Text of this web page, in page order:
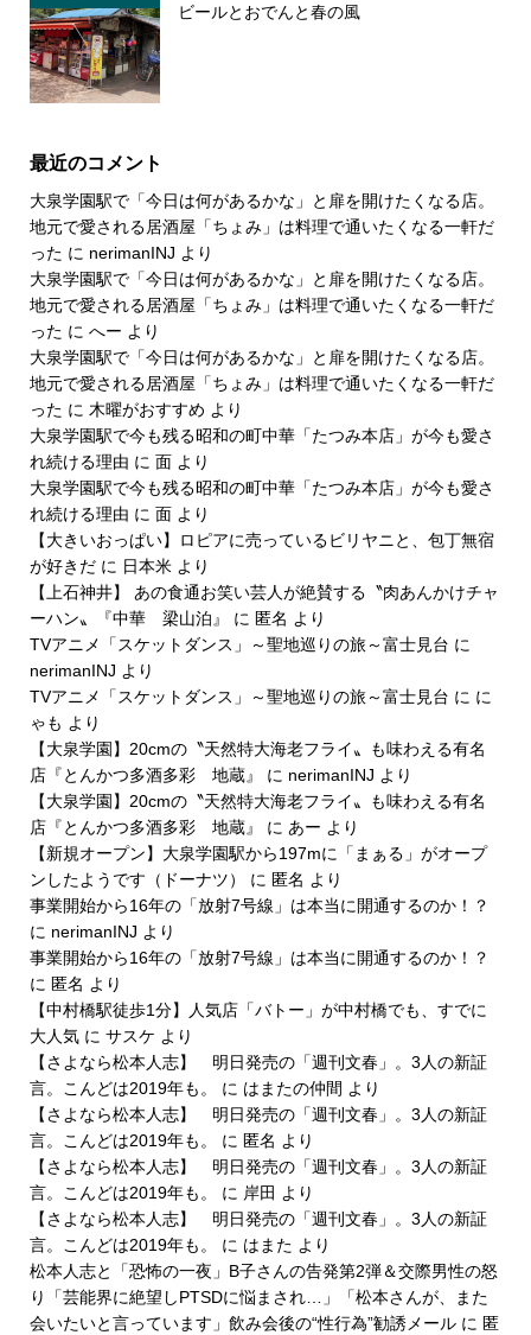
ビールとおでんと春の風
最近のコメント
大泉学園駅で「今日は何があるかな」と扉を開けたくなる店。
地元で愛される居酒屋「ちょみ」は料理で通いたくなる一軒だ
った に nerimanINJ より
大泉学園駅で「今日は何があるかな」と扉を開けたくなる店。
地元で愛される居酒屋「ちょみ」は料理で通いたくなる一軒だ
った に へー より
大泉学園駅で「今日は何があるかな」と扉を開けたくなる店。
地元で愛される居酒屋「ちょみ」は料理で通いたくなる一軒だ
った に 木曜がおすすめ より
大泉学園駅で今も残る昭和の町中華「たつみ本店」が今も愛さ
れ続ける理由 に 面より
大泉学園駅で今も残る昭和の町中華「たつみ本店」が今も愛さ
れ続ける理由 に 面より
【大きいおっぱい】ロピアに売っているビリヤニと、包丁無宿
が好きだに 日本米より
【上石神井】 あの食通お笑い芸人が絶賛する〝肉あんかけチャ
ーハン〟『中華 梁山泊』
に 匿名 より
TVアニメ「スケットダンス」～聖地巡りの旅～富士見台 に
nerimanINJ より
TVアニメ「スケットダンス」～聖地巡りの旅～富士見台 に に
ゃも より
【大泉学園】20cmの〝天然特大海老フライ〟も味わえる有名
店『とんかつ多酒多彩 地蔵』
に nerimanINJ より
【大泉学園】20cmの〝天然特大海老フライ〟も味わえる有名
店『とんかつ多酒多彩 地蔵』
に あー より
【新規オープン】大泉学園駅から197mに「まぁる」がオープ
ンしたようです（ドーナツ）
に 匿名 より
事業開始から16年の「放射7号線」は本当に開通するのか！？
に nerimanINJ より
事業開始から16年の「放射7号線」は本当に開通するのか！？
に 匿名 より
【中村橋駅徒歩1分】人気店「バトー」が中村橋でも、すでに
大人気に サスケ より
【さよなら松本人志】 明日発売の「週刊文春」。3人の新証
言。こんどは2019年も。
に はまたの仲間 より
【さよなら松本人志】 明日発売の「週刊文春」。3人の新証
言。こんどは2019年も。
に 匿名 より
【さよなら松本人志】 明日発売の「週刊文春」。3人の新証
言。こんどは2019年も。
に 岸田 より
【さよなら松本人志】 明日発売の「週刊文春」。3人の新証
言。こんどは2019年も。
に はまた より
松本人志と「恐怖の一夜」B子さんの告発第2弾＆交際男性の怒
り「芸能界に絶望しPTSDに悩まされ…」「松本さんが、また
会いたいと言っています」飲み会後の“性行為”勧誘メールに 匿